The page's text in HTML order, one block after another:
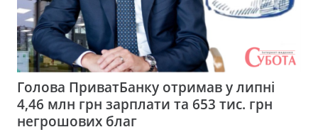
Голова ПриватБанку отримав у липні
4,46 млн грн зарплати та 653 тис. грн
негрошових благ